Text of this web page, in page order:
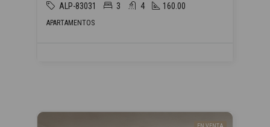
ALP-83031 3 4 160.00
APARTAMENTOS